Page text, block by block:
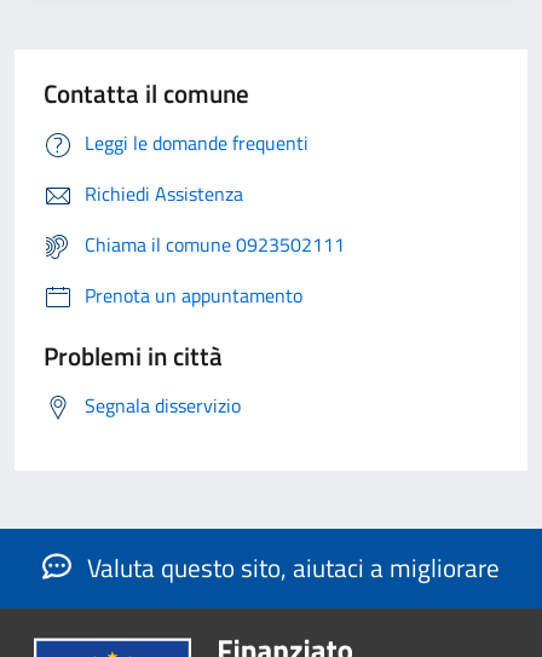
Contatta il comune
Leggi le domande frequenti
Richiedi Assistenza
Chiama il comune 0923502111
Prenota un appuntamento
Problemi in città
Segnala disservizio
Valuta questo sito, aiutaci a migliorare